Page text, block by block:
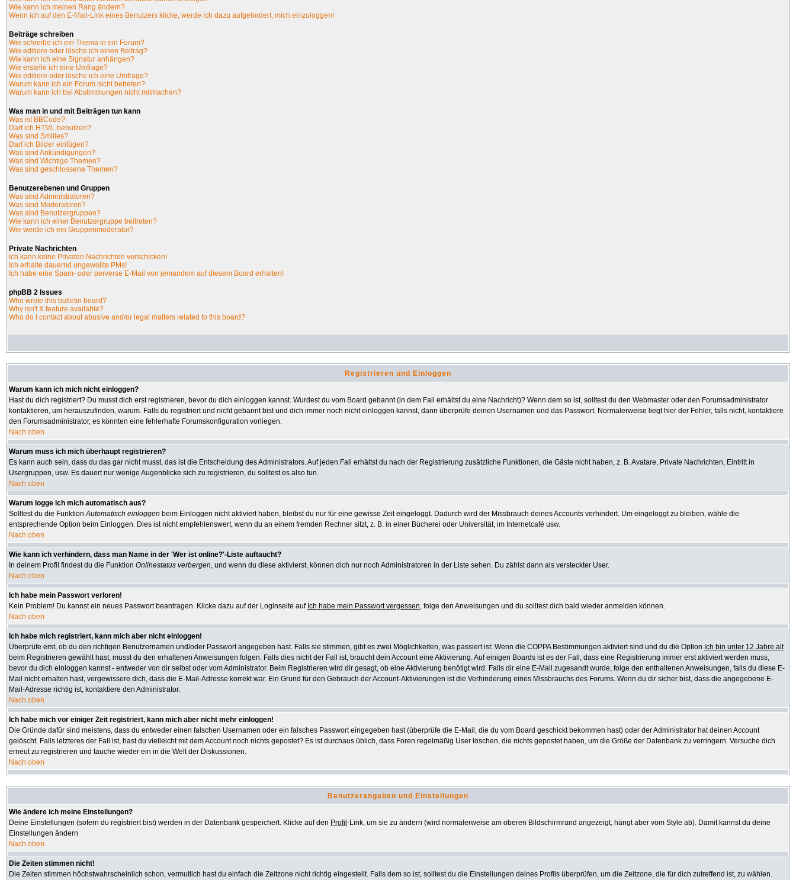
Wie kann ich meinen Rang ändern?
Wenn ich auf den E-Mail-Link eines Benutzers klicke, werde ich dazu aufgefordert, mich einzuloggen!
Beiträge schreiben
Wie schreibe ich ein Thema in ein Forum?
Wie editiere oder lösche ich einen Beitrag?
Wie kann ich eine Signatur anhängen?
Wie erstelle ich eine Umfrage?
Wie editiere oder lösche ich eine Umfrage?
Warum kann ich ein Forum nicht betreten?
Warum kann ich bei Abstimmungen nicht mitmachen?
Was man in und mit Beiträgen tun kann
Was ist BBCode?
Darf ich HTML benutzen?
Was sind Smilies?
Darf ich Bilder einfügen?
Was sind Ankündigungen?
Was sind Wichtige Themen?
Was sind geschlossene Themen?
Benutzerebenen und Gruppen
Was sind Administratoren?
Was sind Moderatoren?
Was sind Benutzergruppen?
Wie kann ich einer Benutzergruppe beitreten?
Wie werde ich ein Gruppenmoderator?
Private Nachrichten
Ich kann keine Privaten Nachrichten verschicken!
Ich erhalte dauernd ungewollte PMs!
Ich habe eine Spam- oder perverse E-Mail von jemandem auf diesem Board erhalten!
phpBB 2 Issues
Who wrote this bulletin board?
Why isn't X feature available?
Who do I contact about abusive and/or legal matters related to this board?
Registrieren und Einloggen
Warum kann ich mich nicht einloggen?
Hast du dich registriert? Du musst dich erst registrieren, bevor du dich einloggen kannst. Wurdest du vom Board gebannt (in dem Fall erhältst du eine Nachricht)? Wenn dem so ist, solltest du den Webmaster oder den Forumsadministrator
kontaktieren, um herauszufinden, warum. Falls du registriert und nicht gebannt bist und dich immer noch nicht einloggen kannst, dann überprüfe deinen Usernamen und das Passwort. Normalerweise liegt hier der Fehler, falls nicht, kontaktiere
den Forumsadministrator, es könnten eine fehlerhafte Forumskonfiguration vorliegen.
Nach oben
Warum muss ich mich überhaupt registrieren?
Es kann auch sein, dass du das gar nicht musst, das ist die Entscheidung des Administrators. Auf jeden Fall erhältst du nach der Registrierung zusätzliche Funktionen, die Gäste nicht haben, z. B. Avatare, Private Nachrichten, Eintritt in
Usergruppen, usw. Es dauert nur wenige Augenblicke sich zu registrieren, du solltest es also tun.
Nach oben
Warum logge ich mich automatisch aus?
Solltest du die FunktionAutomatisch einloggen beim Einloggen nicht aktiviert haben, bleibst du nur für eine gewisse Zeit eingeloggt. Dadurch wird der Missbrauch deines Accounts verhindert. Um eingeloggt zu bleiben, wähle die
entsprechende Option beim Einloggen. Dies ist nicht empfehlenswert, wenn du an einem fremden Rechner sitzt, z. B. in einer Bücherei oder Universität, im Internetcafé usw.
Nach oben
Wie kann ich verhindern, dass man Name in der 'Wer ist online?'-Liste auftaucht?
In deinem Profil findest du die Funktion Onlinestatus verbergen, und wenn du diese aktivierst, können dich nur noch Administratoren in der Liste sehen. Du zählst dann als versteckter User.
Nach oben
Ich habe mein Passwort verloren!
Kein Problem! Du kannst ein neues Passwort beantragen. Klicke dazu auf der Loginseite auf Ich habe mein Passwort vergessen, folge den Anweisungen und du solltest dich bald wieder anmelden können.
Nach oben
Ich habe mich registriert, kann mich aber nicht einloggen!
Überprüfe erst, ob du den richtigen Benutzernamen und/oder Passwort angegeben hast. Falls sie stimmen, gibt es zwei Möglichkeiten, was passiert ist: Wenn die COPPA Bestimmungen aktiviert sind und du die Option Ich bin unter 12 Jahre alt
beim Registrieren gewählt hast, musst du den erhaltenen Anweisungen folgen. Falls dies nicht der Fall ist, braucht dein Account eine Aktivierung. Auf einigen Boards ist es der Fall, dass eine Registrierung immer erst aktiviert werden muss,
bevor du dich einloggen kannst - entweder von dir selbst oder vom Administrator. Beim Registrieren wird dir gesagt, ob eine Aktivierung benötigt wird. Falls dir eine E-Mail zugesandt wurde, folge den enthaltenen Anweisungen, falls du diese E-
Mail nicht erhalten hast, vergewissere dich, dass die E-Mail-Adresse korrekt war. Ein Grund für den Gebrauch der Account-Aktivierungen ist die Verhinderung eines Missbrauchs des Forums. Wenn du dir sicher bist, dass die angegebene E-
Mail-Adresse richtig ist, kontaktiere den Administrator.
Nach oben
Ich habe mich vor einiger Zeit registriert, kann mich aber nicht mehr einloggen!
Die Gründe dafür sind meistens, dass du entweder einen falschen Usernamen oder ein falsches Passwort eingegeben hast (überprüfe die E-Mail, die du vom Board geschickt bekommen hast) oder der Administrator hat deinen Account
gelöscht. Falls letzteres der Fall ist, hast du vielleicht mit dem Account noch nichts gepostet? Es ist durchaus üblich, dass Foren regelmäßig User löschen, die nichts gepostet haben, um die Größe der Datenbank zu verringern. Versuche dich
erneut zu registrieren und tauche wieder ein in die Welt der Diskussionen.
Nach oben
Benutzerangaben und Einstellungen
Wie ändere ich meine Einstellungen?
Deine Einstellungen (sofern du registriert bist) werden in der Datenbank gespeichert. Klicke auf den Profil -Link, um sie zu ändern (wird normalerweise am oberen Bildschirmrand angezeigt, hängt aber vom Style ab). Damit kannst du deine
Einstellungen ändern
Nach oben
Die Zeiten stimmen nicht!
Die Zeiten stimmen höchstwahrscheinlich schon, vermutlich hast du einfach die Zeitzone nicht richtig eingestellt. Falls dem so ist, solltest du die Einstellungen deines Profils überprüfen, um die Zeitzone, die für dich zutreffend ist, zu wählen.